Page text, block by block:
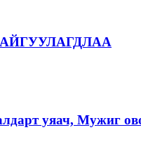
уяач, Мужиг